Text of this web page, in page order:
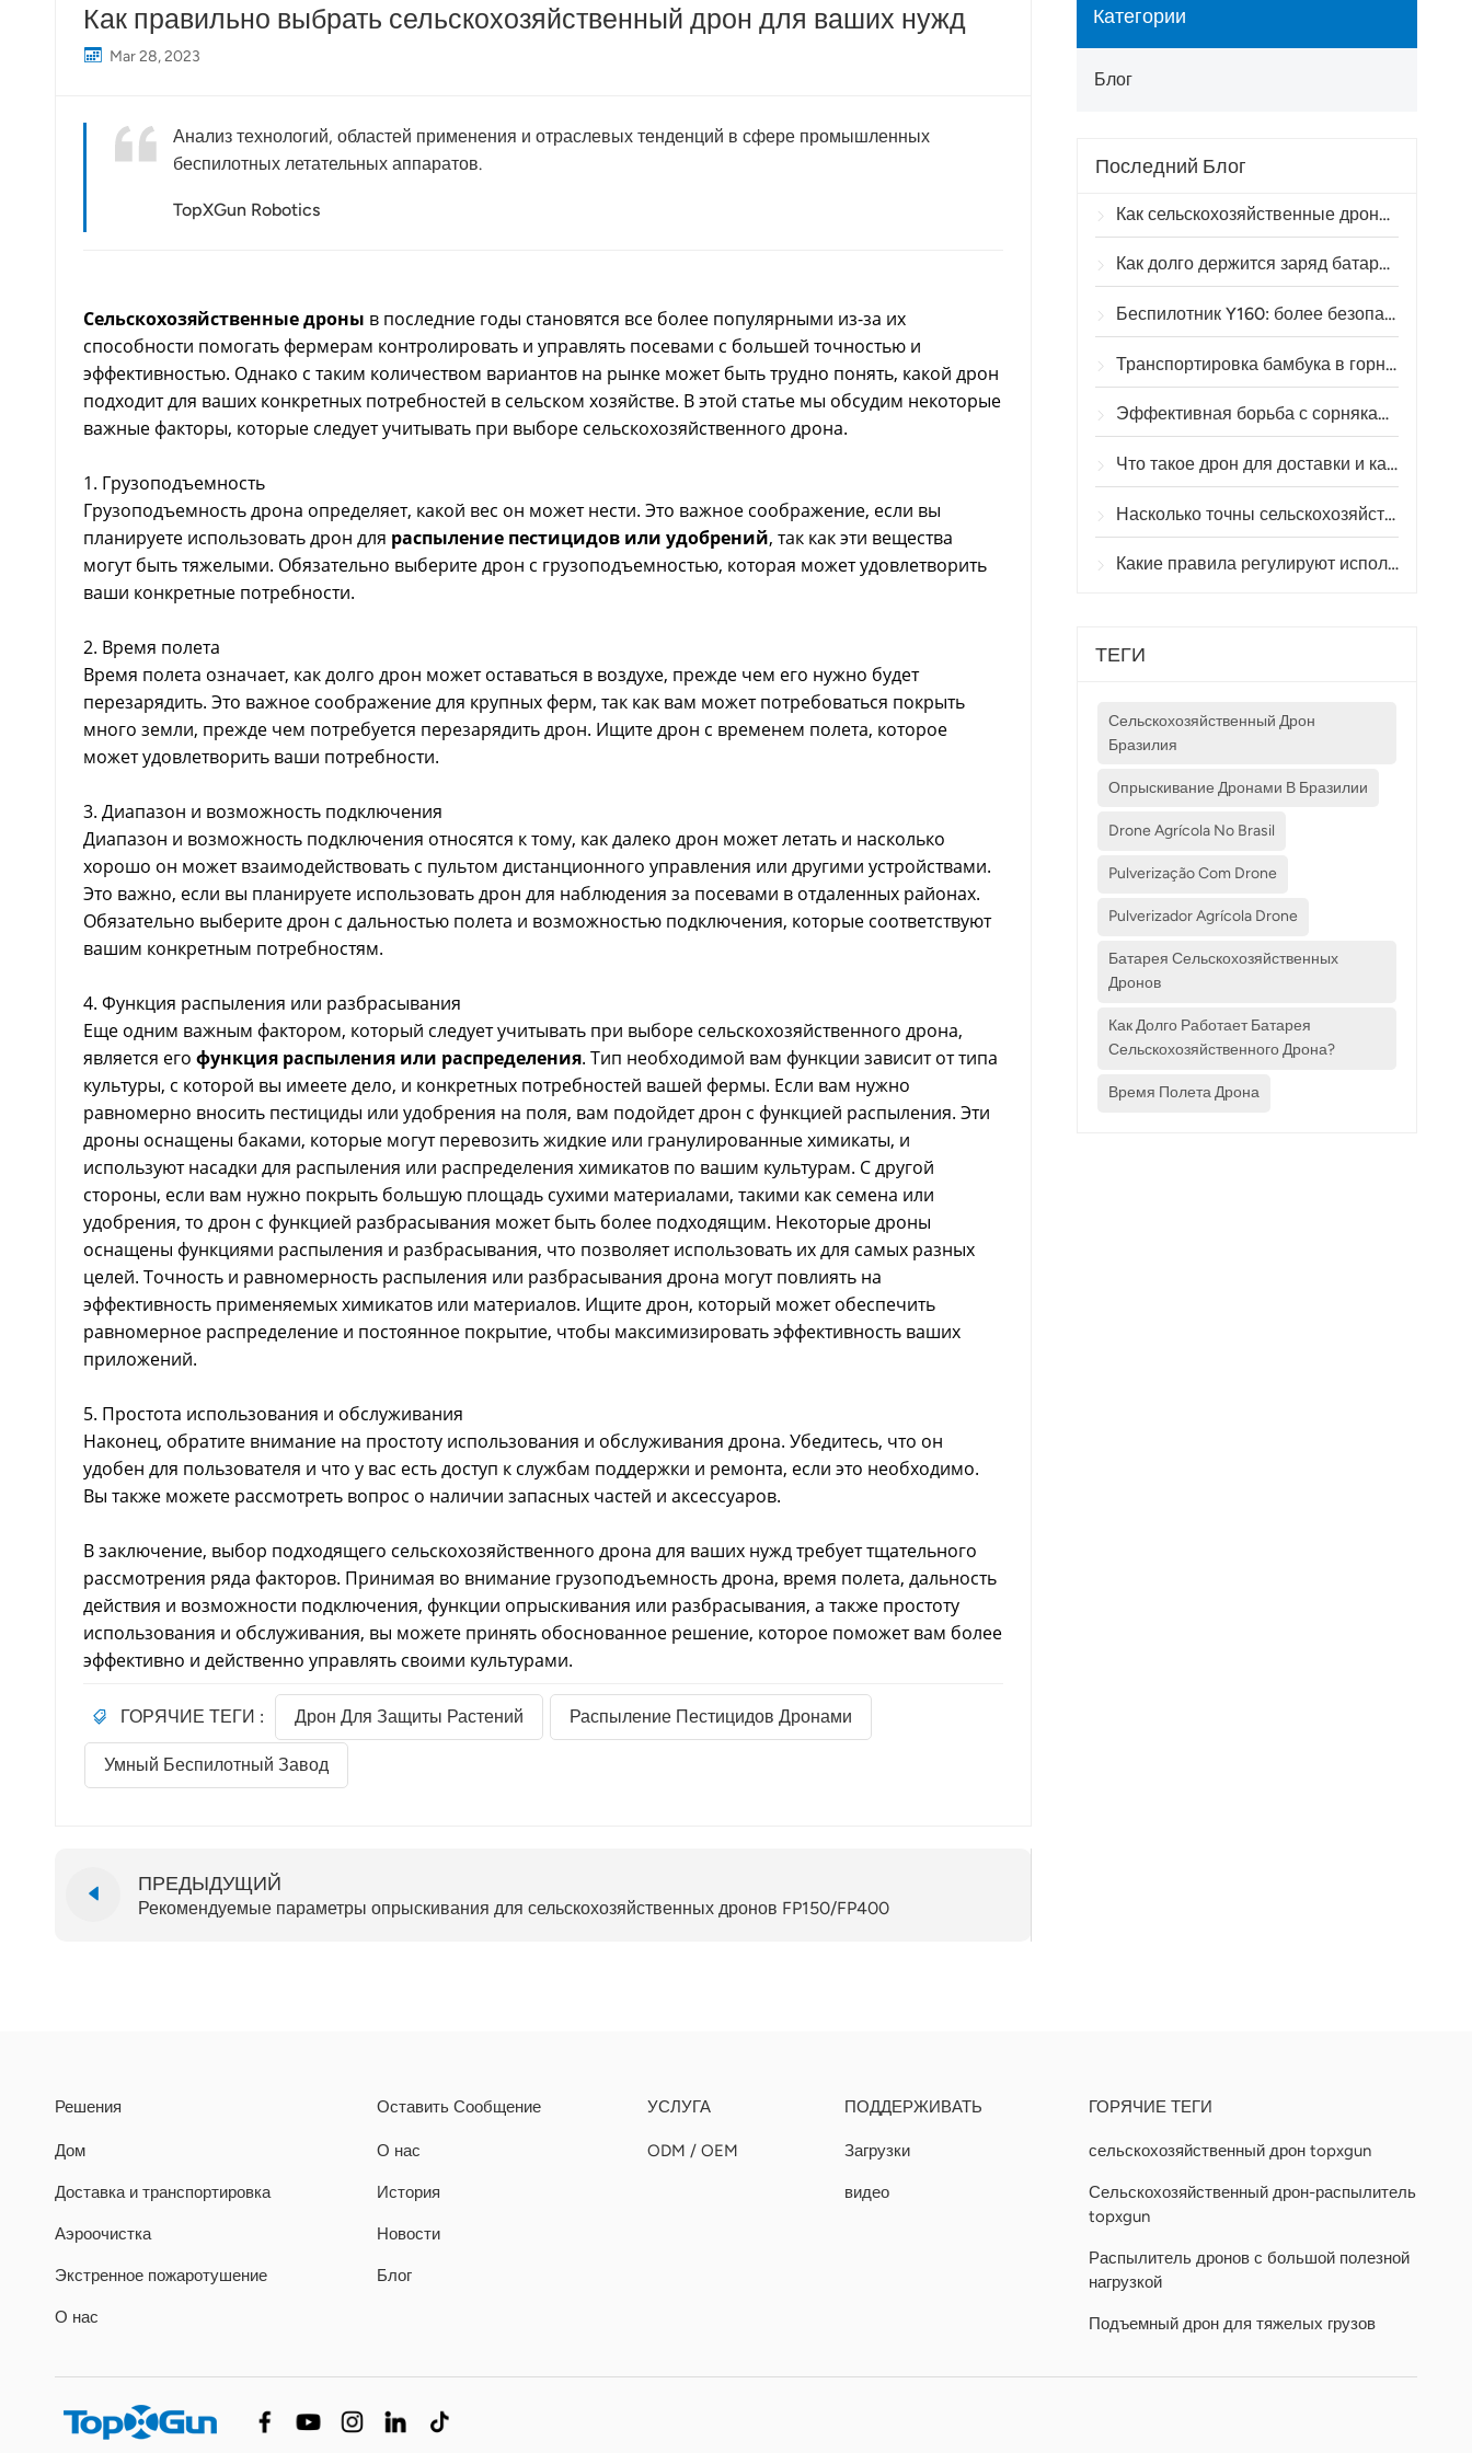
Категории
Блог
Последний Блог
Как сельскохозяйственные дроны помогают бразильским фермерам улучшить операции по опрыскиванию посевов
Как долго держится заряд батареи сельскохозяйственного дрона?
Беспилотник Y160: более безопасный и эффективный способ транспортировки материалов для опор линий электропередач в горной местности.
Транспортировка бамбука в горных районах: как TOPXGUN Y160 открывает новый маршрут из леса к месту сбора.
Эффективная борьба с сорняками до всходов пшеницы с помощью сельскохозяйственного дрона A80.
Что такое дрон для доставки и как работает доставка с помощью дронов?
Насколько точны сельскохозяйственные дроны при опрыскивании и мониторинге посевов?
Какие правила регулируют использование сельскохозяйственных дронов в разных странах?
ТЕГИ
Сельскохозяйственный Дрон
Бразилия
Опрыскивание Дронами В Бразилии
Drone Agrícola No Brasil
Pulverização Com Drone
Pulverizador Agrícola Drone
Батарея Сельскохозяйственных
Дронов
Как Долго Работает Батарея
Сельскохозяйственного Дрона?
Время Полета Дрона
Как правильно выбрать сельскохозяйственный дрон для ваших нужд
Mar 28, 2023
Анализ технологий, областей применения и отраслевых тенденций в сфере промышленных
беспилотных летательных аппаратов.
TopXGun Robotics
Сельскохозяйственные дроны в последние годы становятся все более популярными из-за их
способности помогать фермерам контролировать и управлять посевами с большей точностью и
эффективностью. Однако с таким количеством вариантов на рынке может быть трудно понять, какой дрон
подходит для ваших конкретных потребностей в сельском хозяйстве. В этой статье мы обсудим некоторые
важные факторы, которые следует учитывать при выборе сельскохозяйственного дрона.
1. Грузоподъемность
Грузоподъемность дрона определяет, какой вес он может нести. Это важное соображение, если вы
планируете использовать дрон для распыление пестицидов или удобрений, так как эти вещества
могут быть тяжелыми. Обязательно выберите дрон с грузоподъемностью, которая может удовлетворить
ваши конкретные потребности.
2. Время полета
Время полета означает, как долго дрон может оставаться в воздухе, прежде чем его нужно будет
перезарядить. Это важное соображение для крупных ферм, так как вам может потребоваться покрыть
много земли, прежде чем потребуется перезарядить дрон. Ищите дрон с временем полета, которое
может удовлетворить ваши потребности.
3. Диапазон и возможность подключения
Диапазон и возможность подключения относятся к тому, как далеко дрон может летать и насколько
хорошо он может взаимодействовать с пультом дистанционного управления или другими устройствами.
Это важно, если вы планируете использовать дрон для наблюдения за посевами в отдаленных районах.
Обязательно выберите дрон с дальностью полета и возможностью подключения, которые соответствуют
вашим конкретным потребностям.
4. Функция распыления или разбрасывания
Еще одним важным фактором, который следует учитывать при выборе сельскохозяйственного дрона,
является его функция распыления или распределения. Тип необходимой вам функции зависит от типа
культуры, с которой вы имеете дело, и конкретных потребностей вашей фермы. Если вам нужно
равномерно вносить пестициды или удобрения на поля, вам подойдет дрон с функцией распыления. Эти
дроны оснащены баками, которые могут перевозить жидкие или гранулированные химикаты, и
используют насадки для распыления или распределения химикатов по вашим культурам. С другой
стороны, если вам нужно покрыть большую площадь сухими материалами, такими как семена или
удобрения, то дрон с функцией разбрасывания может быть более подходящим. Некоторые дроны
оснащены функциями распыления и разбрасывания, что позволяет использовать их для самых разных
целей. Точность и равномерность распыления или разбрасывания дрона могут повлиять на
эффективность применяемых химикатов или материалов. Ищите дрон, который может обеспечить
равномерное распределение и постоянное покрытие, чтобы максимизировать эффективность ваших
приложений.
5. Простота использования и обслуживания
Наконец, обратите внимание на простоту использования и обслуживания дрона. Убедитесь, что он
удобен для пользователя и что у вас есть доступ к службам поддержки и ремонта, если это необходимо.
Вы также можете рассмотреть вопрос о наличии запасных частей и аксессуаров.
В заключение, выбор подходящего сельскохозяйственного дрона для ваших нужд требует тщательного
рассмотрения ряда факторов. Принимая во внимание грузоподъемность дрона, время полета, дальность
действия и возможности подключения, функции опрыскивания или разбрасывания, а также простоту
использования и обслуживания, вы можете принять обоснованное решение, которое поможет вам более
эффективно и действенно управлять своими культурами.
ГОРЯЧИЕ ТЕГИ : Дрон Для Защиты Растений Распыление Пестицидов Дронами
Умный Беспилотный Завод
ПРЕДЫДУЩИЙ
Рекомендуемые параметры опрыскивания для сельскохозяйственных дронов FP150/FP400
Решения
Дом
Доставка и транспортировка
Аэроочистка
Экстренное пожаротушение
О нас
Оставить Сообщение
О нас
История
Новости
Блог
УСЛУГА
ODM / OEM
ПОДДЕРЖИВАТЬ
Загрузки
видео
ГОРЯЧИЕ ТЕГИ
сельскохозяйственный дрон topxgun
Сельскохозяйственный дрон-распылитель
topxgun
Распылитель дронов с большой полезной
нагрузкой
Подъемный дрон для тяжелых грузов